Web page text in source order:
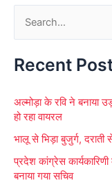
a
c
o
Recent
अल्मोड़ा के रवि ने बनाया
हो रहा वायरल
भालू से भिड़ा बुजुर्ग, दराती
प्रदेश कांग्रेस
बनाया गया सचिव